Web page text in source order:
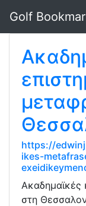
Golf
https://
ikes-
Ακαδημαϊκές
στη